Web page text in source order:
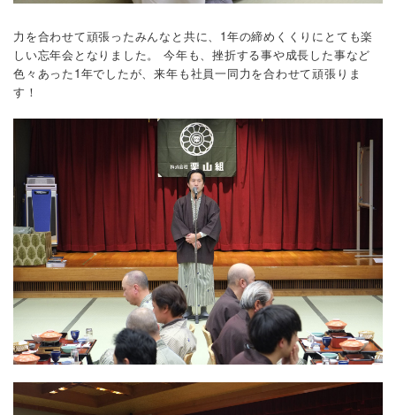
力を合わせて頑張ったみんなと共に、1年の締めくくりにとても楽
しい忘年会となりました。
今年も、挫折する事や成長した事など
色々あった1年でしたが、来年も社員一同力を合わせて頑張りま
す！